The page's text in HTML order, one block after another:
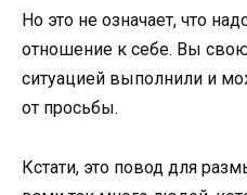
Но это не означает, что
отношение к себе. Вы
ситуацией выполнили и
от просьбы.
Кстати, это повод для